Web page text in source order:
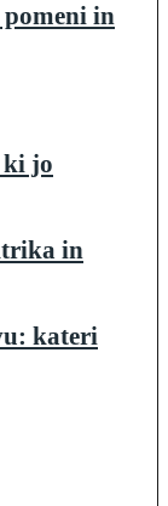
in
jo
in
kateri